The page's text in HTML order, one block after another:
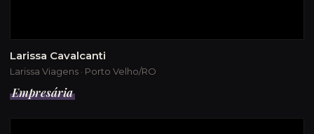
Larissa Cavalcanti
Larissa Viagens · Porto Velho/RO
Empresária